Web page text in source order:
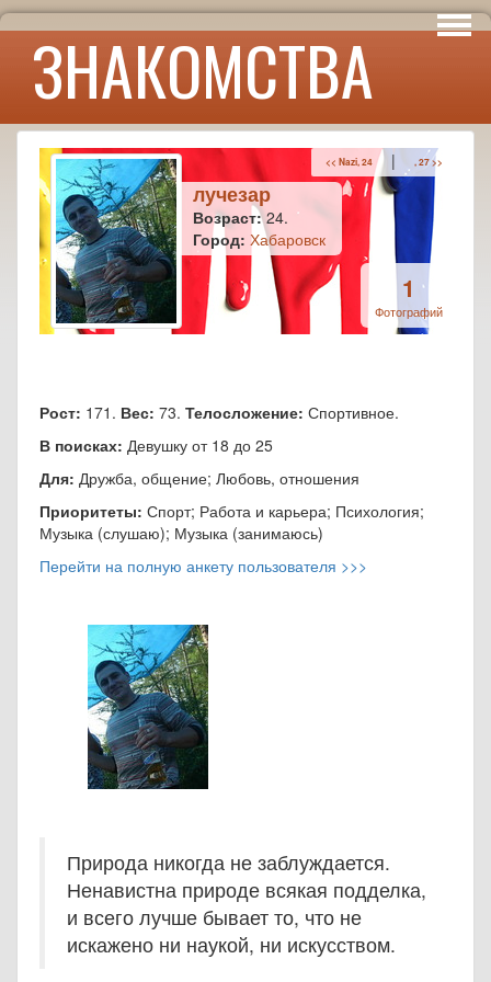
ЗНАКОМСТВА
Интересы
Юмор
лучезар
Возраст:24.
Город: Хабаровск
<< Nazi, 24 | , 27 >>
1
Фотографий
Рост: 171. Вес: 73. Телосложение: Спортивное.
В поисках: Девушку от 18 до 25
Для: Дружба, общение; Любовь, отношения
Приоритеты: Спорт; Работа и карьера; Психология;
Музыка (слушаю); Музыка (занимаюсь)
Перейти на полную анкету пользователя >>>
Природа никогда не заблуждается.
Ненавистна природе всякая подделка,
и всего лучше бывает то, что не
искажено ни наукой, ни искусством.